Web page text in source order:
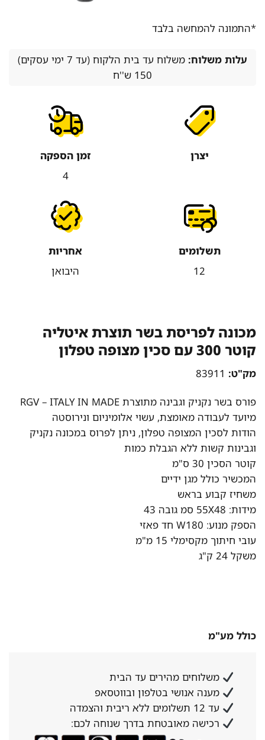
*התמונה להמחשה בלבד
עלות משלוח:
משלוח עד בית הלקוח (עד 7 ימי עסקים)
150 ש''ח
יצרן
זמן הספקה
תשלומים
12
אחריות
היבואן
מכונה לפריסת בשר תוצרת איטליה
קוטר 300 עם סכין מצופה טפלון
מק"ט:83911
פורס בשר נקניק וגבינה מתוצרת RGV – ITALY IN MADE
מיועד לעבודה מאומצת, עשוי אלומיניום ונירוסטה
הודות לסכין המצופה טפלון, ניתן לפרוס במכונה נקניק
וגבינות קשות ללא הגבלת כמות
קוטר הסכין 30 ס"מ
המכשיר כולל מגן ידיים
משחיז קבוע בראש
מידות: 55X48 סמ גובה 43
הספק מנוע: W180 חד פאזי
עובי חיתוך מקסימלי 15 מ"מ
משקל 24 ק"ג
כולל מע"מ
משלוחים מהירים עד הבית
מענה אנושי בטלפון ובווטסאפ
עד 12 תשלומים ללא ריבית והצמדה
רכישה מאובטחת בדרך שנוחה לכם: